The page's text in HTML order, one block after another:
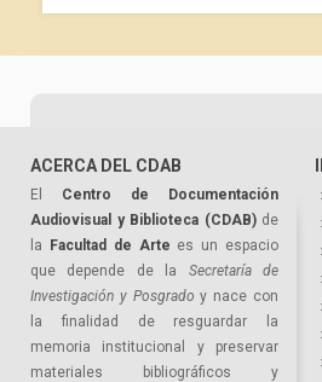
ACERCA DEL CDAB
El Centro de Documentación
Audiovisual y Biblioteca (CDAB)de
la
Facultad de Arte es un espacio
que depende de la Secretaría de
Investigación y Posgrado y nace con
la finalidad de resguardar la
memoria institucional y preservar
materiales bibliográficos y